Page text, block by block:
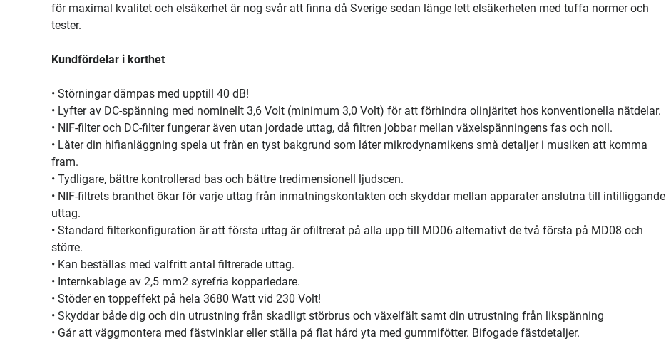
för maximal kvalitet och elsäkerhet är nog svår att finna då Sverige sedan länge lett elsäkerheten med tuffa normer och
tester.
Kundfördelar i korthet
• Störningar dämpas med upptill 40 dB!
• Lyfter av DC-spänning med nominellt 3,6 Volt (minimum 3,0 Volt) för att förhindra olinjäritet hos konventionella nätdelar.
• NIF-filter och DC-filter fungerar även utan jordade uttag, då filtren jobbar mellan växelspänningens fas och noll.
• Låter din hifianläggning spela ut från en tyst bakgrund som låter mikrodynamikens små detaljer i musiken att komma
fram.
• Tydligare, bättre kontrollerad bas och bättre tredimensionell ljudscen.
• NIF-filtrets branthet ökar för varje uttag från inmatningskontakten och skyddar mellan apparater anslutna till intilliggande
uttag.
• Standard filterkonfiguration är att första uttag är ofiltrerat på alla upp till MD06 alternativt de två första på MD08 och
större.
• Kan beställas med valfritt antal filtrerade uttag.
• Internkablage av 2,5 mm2 syrefria kopparledare.
• Stöder en toppeffekt på hela 3680 Watt vid 230 Volt!
• Skyddar både dig och din utrustning från skadligt störbrus och växelfält samt din utrustning från likspänning
• Går att väggmontera med fästvinklar eller ställa på flat hård yta med gummifötter. Bifogade fästdetaljer.